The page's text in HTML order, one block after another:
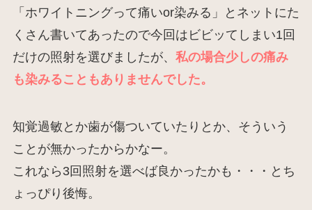
「ホワイトニングって痛いor染みる」とネットにた
くさん書いてあったので今回はビビッてしまい1回
だけの照射を選びましたが、 私の場合少しの痛み
も染みることもありませんでした。
知覚過敏とか歯が傷ついていたりとか、そういう
ことが無かったからかなー。
これなら3回照射を選べば良かったかも・・・とち
ょっぴり後悔。